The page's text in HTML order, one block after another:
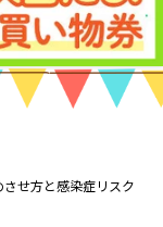
させ方と感染症リスク